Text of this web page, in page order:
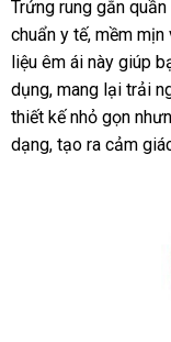
Điều
Khiển
App
Kích
Thích
Mọi
Trứng rung gắn
chuẩn y tế, mềm
liệu êm ái này giúp
dụng, mang lại trải
thiết kế nhỏ gọn
dạng, tạo ra cảm